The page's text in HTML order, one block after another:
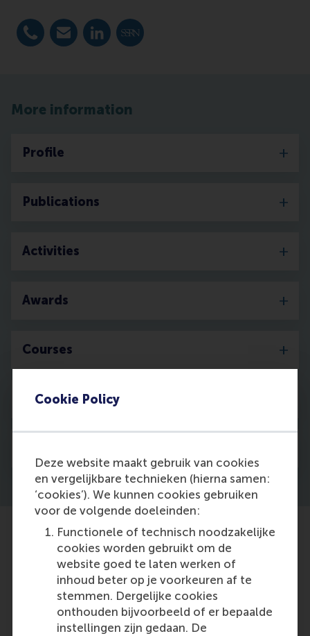
Cookie Policy
Deze website maakt gebruik van cookies
en vergelijkbare technieken (hierna samen:
‘cookies’). We kunnen cookies gebruiken
voor de volgende doeleinden:
Functionele of technisch noodzakelijke
cookies worden gebruikt om de
website goed te laten werken of
inhoud beter op je voorkeuren af te
stemmen. Dergelijke cookies
onthouden bijvoorbeeld of er bepaalde
instellingen zijn gedaan. De
Bel +31 10 4082628
E-mail tmom@rsm.nl
LinkedInSSRN
More information
Profile
Publications
Activities
Awards
Courses
Media